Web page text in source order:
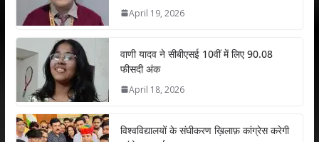
April 19, 2026
वाणी यादव ने सीबीएसई 10वीं में लिए 90.08
फीसदी अंक
April 18, 2026
विश्वविद्यालयों के संघीकरण ख़िलाफ़ कांग्रेस करेगी